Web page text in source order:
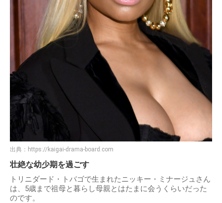
出典： https://kaigai-drama-board.com
壮絶な幼少期を過ごす
トリニダード・トバゴで生まれたニッキー・ミナージュさん
は、5歳まで祖母と暮らし母親とはたまに会うくらいだった
のです。